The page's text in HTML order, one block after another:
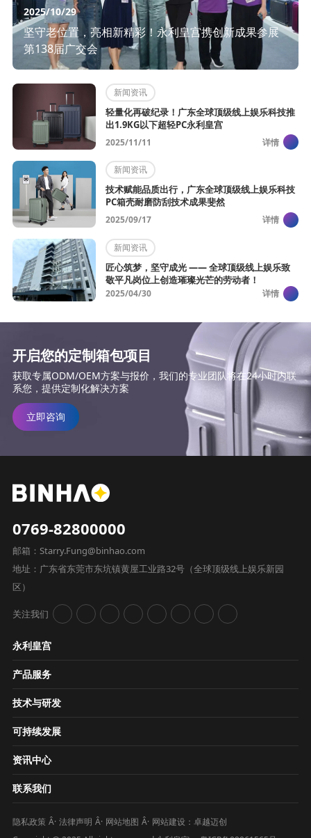
2025/10/29
坚守老位置，亮相新精彩！永利皇宫携创新成果参展
第138届广交会
新闻资讯
轻量化再破纪录！广东全球顶级线上娱乐科技推
出1.9KG以下超轻PC永利皇宫
2025/11/11 详情
新闻资讯
技术赋能品质出行，广东全球顶级线上娱乐科技
PC箱壳耐磨防刮技术成果斐然​ ​
2025/09/17 详情
新闻资讯
匠心筑梦，坚守成光 —— 全球顶级线上娱乐致
敬平凡岗位上创造璀璨光芒的劳动者！
2025/04/30 详情
开启您的定制箱包项目
获取专属ODM/OEM方案与报价，我们的专业团队将在24小时内联
系您，提供定制化解决方案
立即咨询
0769-82800000
邮箱：Starry.Fung@binhao.com
地址：广东省东莞市东坑镇黄屋工业路32号（全球顶级线上娱乐新园
区）
关注我们
永利皇宫
产品服务
技术与研发
可持续发展
资讯中心
联系我们
隐私政策 法律声明 网站地图 网站建设： 卓越迈创